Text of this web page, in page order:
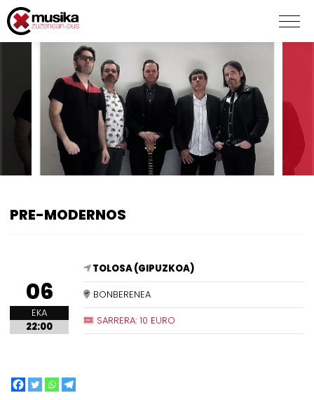
PRE-MODERNOS
06
EKA
22:00
TOLOSA (GIPUZKOA)
BONBERENEA
SARRERA: 10 EURO